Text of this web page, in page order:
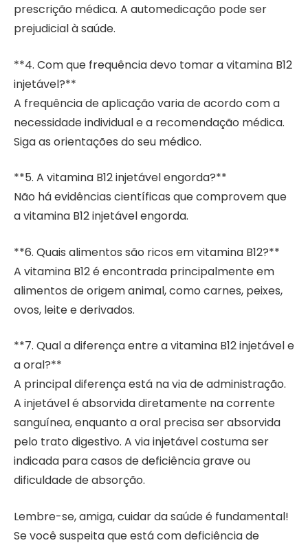
prescrição médica. A automedicação pode ser
prejudicial à saúde.
**4. Com que frequência devo tomar a vitamina B12
injetável?**
A frequência de aplicação varia de acordo com a
necessidade individual e a recomendação médica.
Siga as orientações do seu médico.
**5. A vitamina B12 injetável engorda?**
Não há evidências científicas que comprovem que
a vitamina B12 injetável engorda.
**6. Quais alimentos são ricos em vitamina B12?**
A vitamina B12 é encontrada principalmente em
alimentos de origem animal, como carnes, peixes,
ovos, leite e derivados.
**7. Qual a diferença entre a vitamina B12 injetável e
a oral?**
A principal diferença está na via de administração.
A injetável é absorvida diretamente na corrente
sanguínea, enquanto a oral precisa ser absorvida
pelo trato digestivo. A via injetável costuma ser
indicada para casos de deficiência grave ou
dificuldade de absorção.
Lembre-se, amiga, cuidar da saúde é fundamental!
Se você suspeita que está com deficiência de